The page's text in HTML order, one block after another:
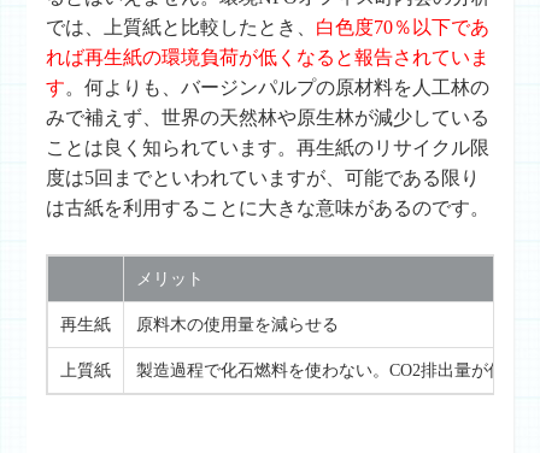
では、上質紙と比較したとき、 白色度70％以下であ
れば再生紙の環境負荷が低くなると報告されていま
す。何よりも、バージンパルプの原材料を人工林の
みで補えず、世界の天然林や原生林が減少している
ことは良く知られています。再生紙のリサイクル限
度は5回までといわれていますが、可能である限り
は古紙を利用することに大きな意味があるのです。
メリット
再生紙 原料木の使用量を減らせる
上質紙 製造過程で化石燃料を使わない。CO2排出量が低い